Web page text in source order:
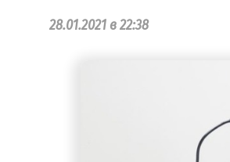
28.01.2021 в 22:38